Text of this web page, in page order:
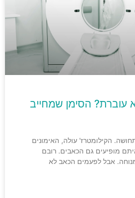
עוברת? הסימן שמחייב
הקילומטרז' עולה, האימונים
מופיעים גם הכאבים. רובם
אבל לפעמים הכאב לא